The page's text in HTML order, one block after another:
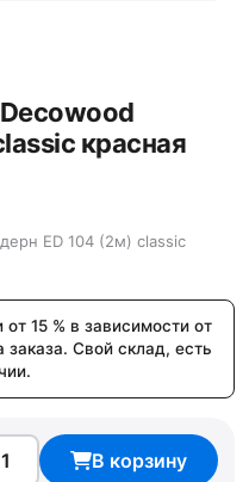
красная
ED 104 (2м) classic
от 15 % в зависимости от
заказа. Свой склад, есть
В корзину